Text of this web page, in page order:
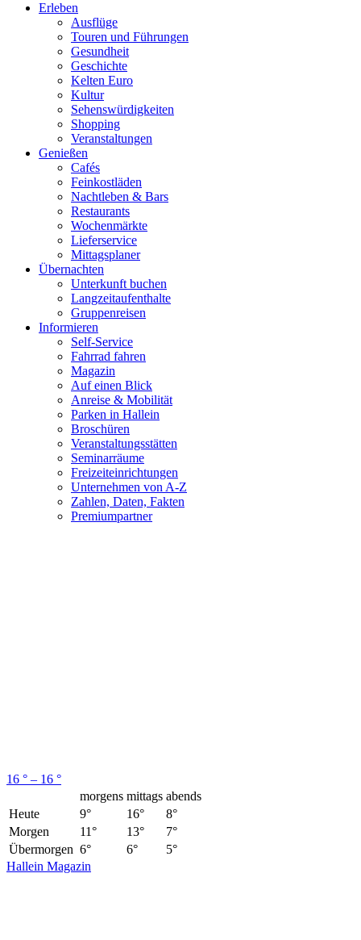
Erleben
Ausflüge
Touren und Führungen
Gesundheit
Geschichte
Kelten Euro
Kultur
Sehenswürdigkeiten
Shopping
Veranstaltungen
Genießen
Cafés
Feinkostläden
Nachtleben & Bars
Restaurants
Wochenmärkte
Lieferservice
Mittagsplaner
Übernachten
Unterkunft buchen
Langzeitaufenthalte
Gruppenreisen
Informieren
Self-Service
Fahrrad fahren
Magazin
Auf einen Blick
Anreise & Mobilität
Parken in Hallein
Broschüren
Veranstaltungsstätten
Seminarräume
Freizeiteinrichtungen
Unternehmen von A-Z
Zahlen, Daten, Fakten
Premiumpartner
16 ° – 16 °
morgens mittags abends
Heute
9° 16°
8°
Morgen
11° 13°
7°
Übermorgen 6° 6°
5°
Hallein Magazin